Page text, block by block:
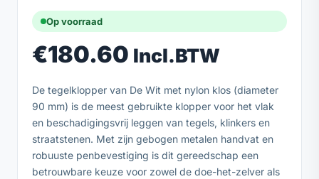
Op voorraad
€180.60 Incl.BTW
De tegelklopper van De Wit met nylon klos (diameter
90 mm) is de meest gebruikte klopper voor het vlak
en beschadigingsvrij leggen van tegels, klinkers en
straatstenen. Met zijn gebogen metalen handvat en
robuuste penbevestiging is dit gereedschap een
betrouwbare keuze voor zowel de doe-het-zelver als